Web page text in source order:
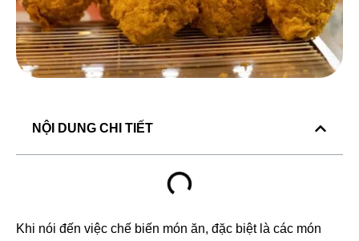
NỘI DUNG CHI TIẾT
Khi nói đến việc chế biến món ăn, đặc biệt là các món